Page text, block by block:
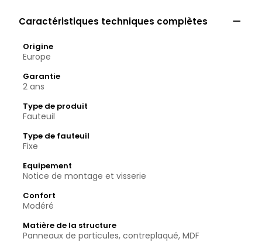
Caractéristiques techniques complètes 
Origine
Europe
Garantie
2 ans
Type de produit
Fauteuil
Type de fauteuil
Fixe
Equipement
Notice de montage et visserie
Confort
Modéré
Matière de la structure
Panneaux de particules, contreplaqué, MDF